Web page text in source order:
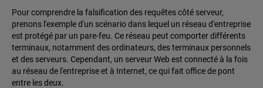
Pour comprendre la falsification des requêtes côté serveur,
prenons l'exemple d'un scénario dans lequel un réseau d'entreprise
est protégé par un pare-feu. Ce réseau peut comporter différents
terminaux, notamment des ordinateurs, des terminaux personnels
et des serveurs. Cependant, un serveur Web est connecté à la fois
au réseau de l'entreprise et à Internet, ce qui fait office de pont
entre les deux.